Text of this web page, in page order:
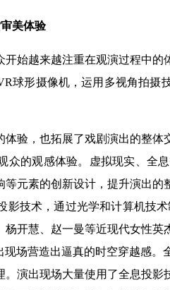
美体验
开始越来越注重在观演过程中
球形摄像机，运用多视角拍摄
验，也拓展了戏剧演出的整
众的观感体验。虚拟现实、全
元素的创新设计，提升演出
影技术，通过光学和计算机技
开慧、赵一曼等近现代女性
现场营造出逼真的时空穿越感
演出现场大量使用了全息投